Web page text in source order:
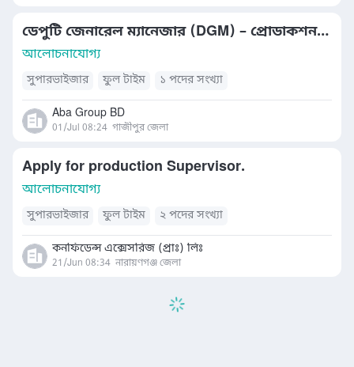
ডেপুটি জেনারেল ম্যানেজার (DGM) – প্রোডাকশন (সুইং)
আলোচনাযোগ্য
সুপারভাইজার ফুল টাইম ১ পদের সংখ্যা
Aba Group BD
01/Jul 08:24 গাজীপুর জেলা
Apply for production Supervisor.
আলোচনাযোগ্য
সুপারভাইজার ফুল টাইম ২ পদের সংখ্যা
কনফিডেন্স এক্সেসরিজ (প্রাঃ) লিঃ
21/Jun 08:34 নারায়ণগঞ্জ জেলা